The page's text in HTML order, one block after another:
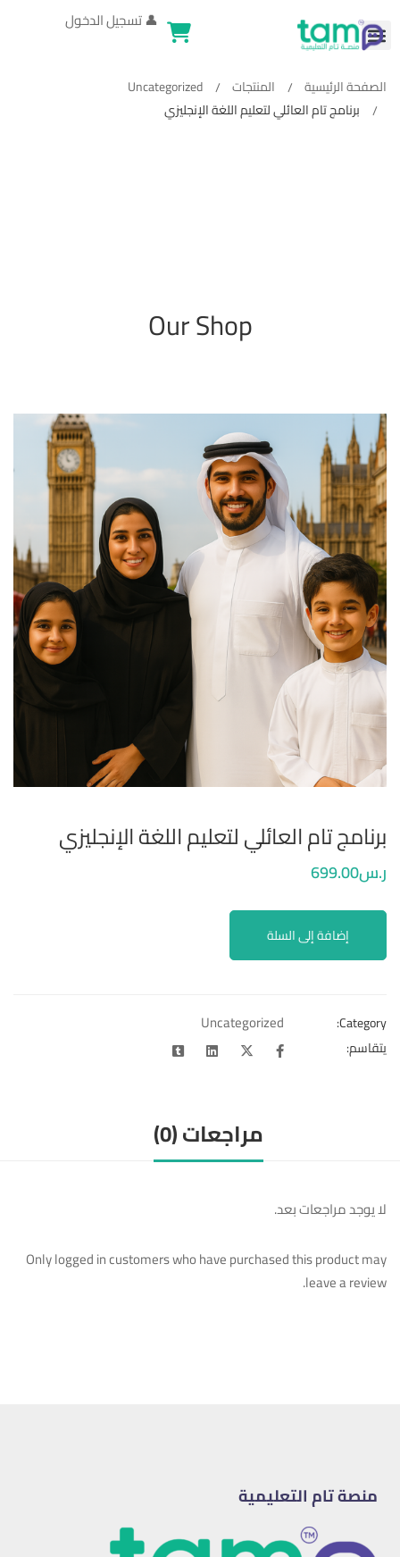
👤تسجيل الدخول
Our Shop
الصفحة الرئيسية المنتجات
Uncategorized
برنامج تام العائلي لتعليم اللغة الإنجليزي
برنامج تام العائلي لتعليم اللغة الإنجليزي
ر.س 699.00
إضافة إلى السلة
Category:
Uncategorized
يتقاسم:
مراجعات (0)
لا يوجد مراجعات بعد.
Only logged in customers who have purchased this product may
leave a review.
منصة تام التعليمية